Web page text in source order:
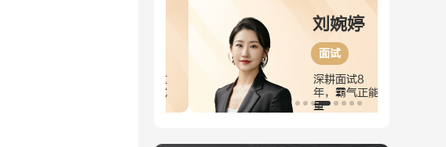
刘婉婷
面试
深耕面试8
年，霸气正能
量